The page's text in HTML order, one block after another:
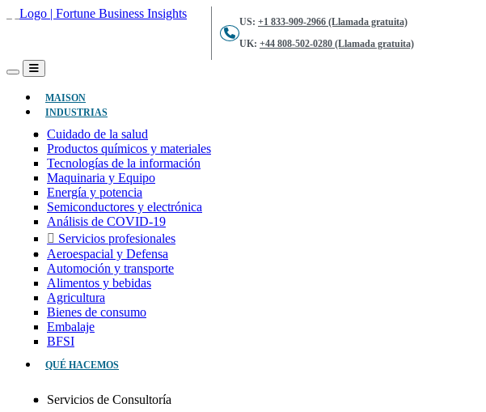
US: +1 833-909-2966 (Llamada gratuita)
UK: +44 808-502-0280 (Llamada gratuita)
MAISON(ACTUAL)
INDUSTRIAS
Cuidado de la salud
Productos químicos y materiales
Tecnologías de la información
Maquinaria y Equipo
Energía y potencia
Semiconductores y electrónica
Análisis de COVID-19
Servicios profesionales
Aeroespacial y Defensa
Automoción y transporte
Alimentos y bebidas
Agricultura
Bienes de consumo
Embalaje
BFSI
QUÉ HACEMOS
Servicios de Consultoría